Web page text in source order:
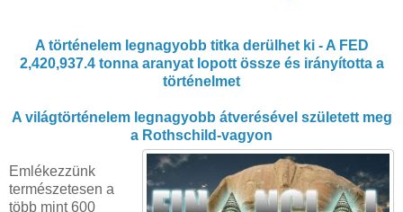
A történelem legnagyobb titka derülhet ki - A FED
2,420,937.4 tonna aranyat lopott össze és irányította a
történelmet
A világtörténelem legnagyobb átverésével született meg
a Rothschild-vagyon
Emlékezzünk
természetesen a
több mint 600